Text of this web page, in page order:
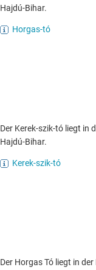
Hajdú-Bihar.
Horgas-tó
Der Kerek-szik-tó liegt in
Hajdú-Bihar.
Kerek-szik-tó
Der Horgas Tó liegt in